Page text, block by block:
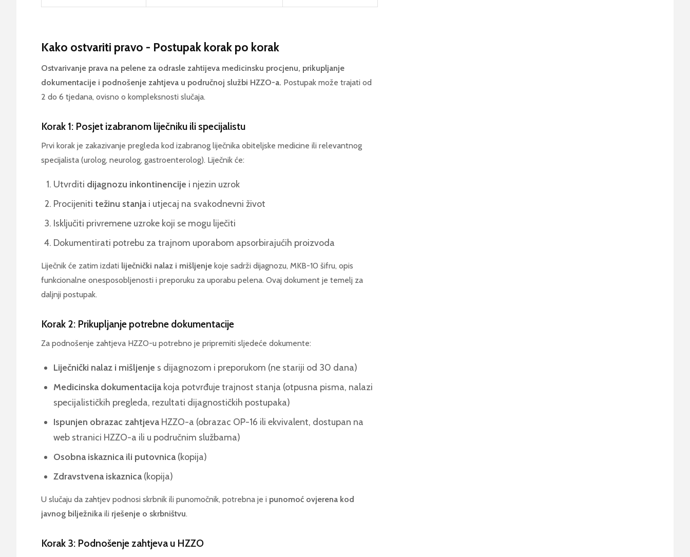
Kako ostvariti pravo - Postupak korak po korak
Ostvarivanje prava na pelene za odrasle zahtijeva medicinsku procjenu, prikupljanje
dokumentacije i podnošenje zahtjeva u područnoj službi HZZO-a. Postupak može trajati od
2 do 6 tjedana, ovisno o kompleksnosti slučaja.
Korak 1: Posjet izabranom liječniku ili specijalistu
Prvi korak je zakazivanje pregleda kod izabranog liječnika obiteljske medicine ili relevantnog
specijalista (urolog, neurolog, gastroenterolog). Liječnik će:
Utvrditi dijagnozu inkontinencije i njezin uzrok
Procijeniti težinu stanja i utjecaj na svakodnevni život
Isključiti privremene uzroke koji se mogu liječiti
Dokumentirati potrebu za trajnom uporabom apsorbirajućih proizvoda
Liječnik će zatim izdati liječnički nalaz i mišljenje koje sadrži dijagnozu, MKB-10 šifru, opis
funkcionalne onesposobljenosti i preporuku za uporabu pelena. Ovaj dokument je temelj za
daljnji postupak.
Korak 2: Prikupljanje potrebne dokumentacije
Za podnošenje zahtjeva HZZO-u potrebno je pripremiti sljedeće dokumente:
Liječnički nalaz i mišljenje s dijagnozom i preporukom (ne stariji od 30 dana)
Medicinska dokumentacija koja potvrđuje trajnost stanja (otpusna pisma, nalazi
specijalističkih pregleda, rezultati dijagnostičkih postupaka)
Ispunjen obrazac zahtjeva HZZO-a (obrazac OP-16 ili ekvivalent, dostupan na
web stranici HZZO-a ili u područnim službama)
Osobna iskaznica ili putovnica (kopija)
Zdravstvena iskaznica (kopija)
U slučaju da zahtjev podnosi skrbnik ili punomočnik, potrebna je i punomoć ovjerena kod
javnog bilježnika ili rješenje o skrbništvu.
Korak 3: Podnošenje zahtjeva u HZZO